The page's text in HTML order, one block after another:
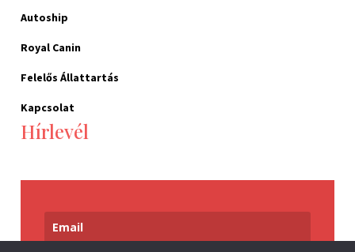
Autoship
Royal Canin
Felelős Állattartás
Kapcsolat
Hírlevél